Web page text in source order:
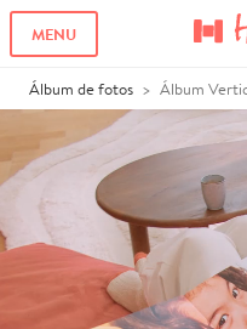
MENU
Álbum de fotos Álbum